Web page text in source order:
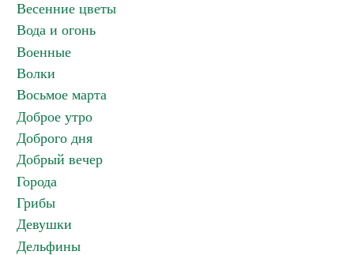
Весенние цветы
Вода и огонь
Военные
Волки
Восьмое марта
Доброе утро
Доброго дня
Добрый вечер
Города
Грибы
Девушки
Дельфины